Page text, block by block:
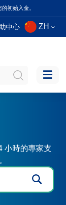
初始入金。
中心 ZH
小時的專家支